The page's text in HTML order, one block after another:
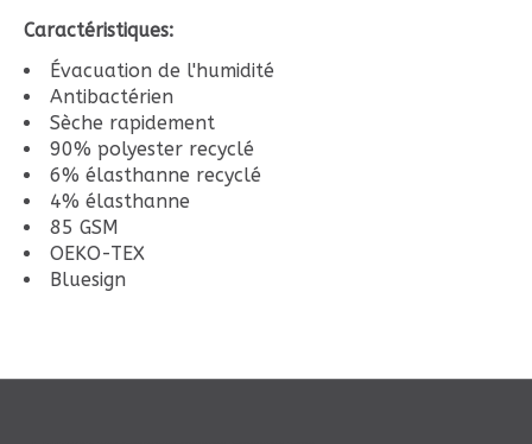
Caractéristiques:
Évacuation de l'humidité
Antibactérien
Sèche rapidement
90% polyester recyclé
6% élasthanne recyclé
4% élasthanne
85 GSM
OEKO-TEX
Bluesign